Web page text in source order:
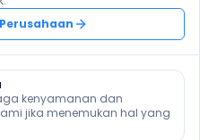
kenyamanan dan
jika menemukan hal yang